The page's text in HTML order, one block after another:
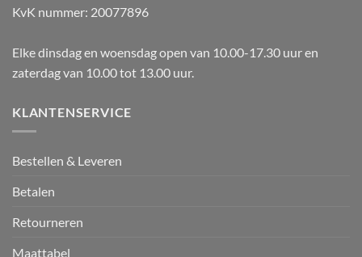
KvK nummer: 20077896
Elke dinsdag en woensdag open van 10.00-17.30 uur en
zaterdag van 10.00 tot 13.00 uur.
KLANTENSERVICE
Bestellen & Leveren
Betalen
Retourneren
Maattabel